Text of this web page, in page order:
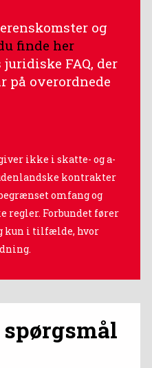
og
finde her
FAQ, der
på overordnede
ikke i skatte- og a-
kontrakter
omfang og
regler. Forbundet fører
kun i tilfælde, hvor